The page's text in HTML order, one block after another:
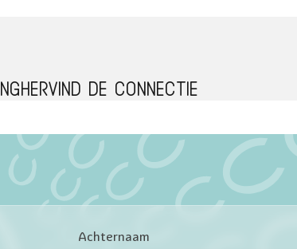
Hervind de connectie
Achternaam